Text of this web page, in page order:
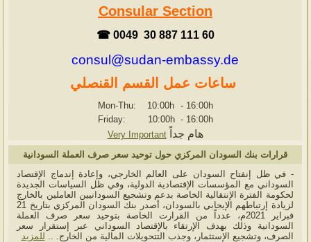
Consular Section
☎ 0049 30 887 111 60
consul@sudan-embassy.de
ساعات عمل القسم القنصلي
Mon-Thu: 10:00h - 16:00h
Friday: 10:00h - 16:00h
Very Important
هام جداً
قرارات بنك السودان المركزي حول توحيد سعر صرف العملة السودانية
- في ظل إنفتاح السودان على العالم الخارجي، وإعادة إندماج الإقتصاد
السوداني مع المؤسسات الإقتصادية الدولية، وفي ظل السياسات الجديدة
لحكومة الفترة الإنتقالية الخاصة بدعم وتشجيع السودانيين العاملين بالخارج
لزيادة إرتباطهم الإيجابي بالسودان، أصدر بنك السودان المركزي بتاريخ 21
فبراير 2021م، عدداً من القرارت الخاصة بتوحيد سعر صرف العملة
السودانية وذلك بهدف الإرتقاء بالإقتصاد السوداني عبر إستقرار سعر
الصرف، وتشجيع الإستثمار، وجذب التتحويلات المالية من الخارج. .. للمزيد